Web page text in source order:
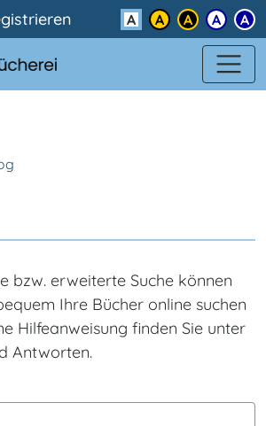
Direkt zum Inhalt
Kontrast
bzw. erweiterte Suche können
Ihre Bücher online suchen
Hilfeanweisung finden Sie unter
Antworten.